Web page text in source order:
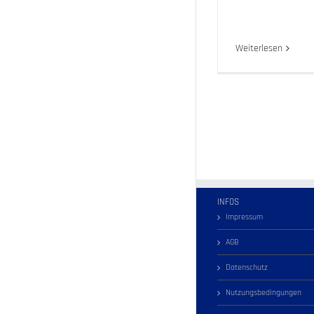
Weiterlesen
INFOS
Impressum
AGB
Datenschutz
Nutzungsbedingungen